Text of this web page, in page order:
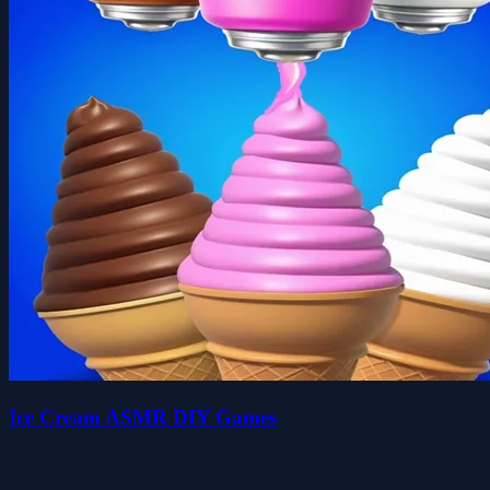
Ice Cream ASMR DIY Games